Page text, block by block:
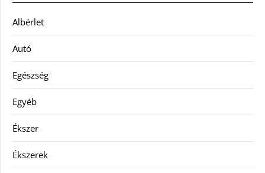
Albérlet
Autó
Egészség
Egyéb
Ékszer
Ékszerek